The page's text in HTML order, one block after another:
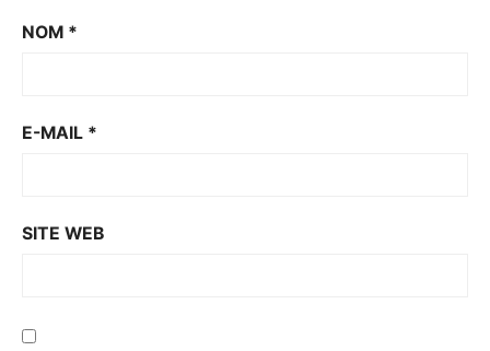
NOM *
E-MAIL *
SITE WEB